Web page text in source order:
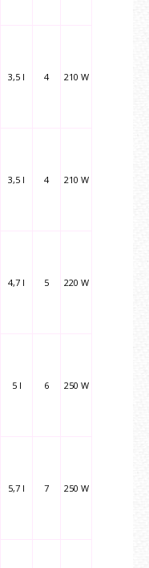
3,5 l 4 210 W
3,5 l 4 210 W
4,7 l 5 220 W
5 l 6 250 W
5,7 l 7 250 W